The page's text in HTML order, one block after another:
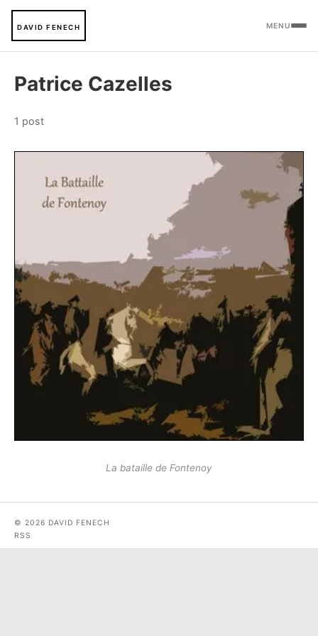
DAVID FENECH MENU
Patrice Cazelles
1 post
La bataille de Fontenoy
© 2026 DAVID FENECH
RSS